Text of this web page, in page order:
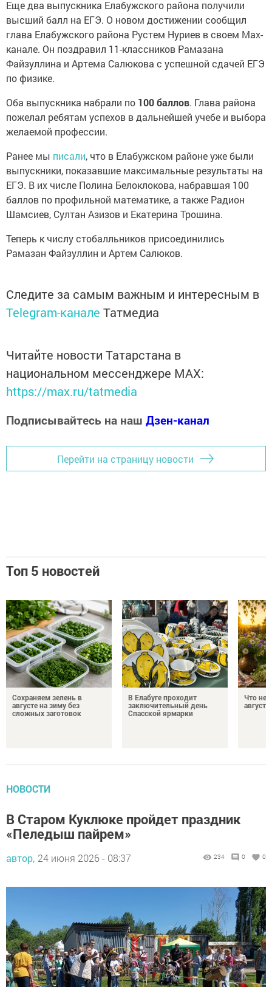
Еще два выпускника Елабужского района получили
высший балл на ЕГЭ. О новом достижении сообщил
глава Елабужского района Рустем Нуриев в своем Max-
канале. Он поздравил 11-классников Рамазана
Файзуллина и Артема Салюкова с успешной сдачей ЕГЭ
по физике.
Оба выпускника набрали по 100 баллов. Глава района
пожелал ребятам успехов в дальнейшей учебе и выбора
желаемой профессии.
Ранее мы писали, что в Елабужском районе уже были
выпускники, показавшие максимальные результаты на
ЕГЭ. В их числе Полина Белоклокова, набравшая 100
баллов по профильной математике, а также Радион
Шамсиев, Султан Азизов и Екатерина Трошина.
Теперь к числу стобалльников присоединились
Рамазан Файзуллин и Артем Салюков.
Следите за самым важным и интересным в
Telegram-канале Татмедиа
Читайте новости Татарстана в
национальном мессенджере MАХ:
https://max.ru/tatmedia
Подписывайтесь на наш Дзен-канал
Перейти на страницу новости
Топ 5 новостей
Сохраняем зелень в
августе на зиму без
сложных заготовок
В Елабуге проходит
заключительный день
Спасской ярмарки
Что
НОВОСТИ
В Старом Куклюке пройдет праздник
«Пеледыш пайрем»
автор, 24 июня 2026 - 08:37 234 0 0